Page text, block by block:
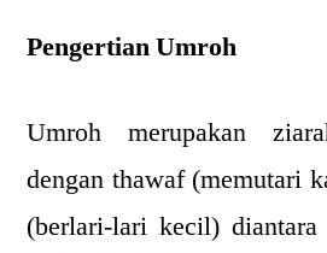
Pengertian Umroh
Umroh merupakan
dengan thawaf (memutari
(berlari-lari kecil)